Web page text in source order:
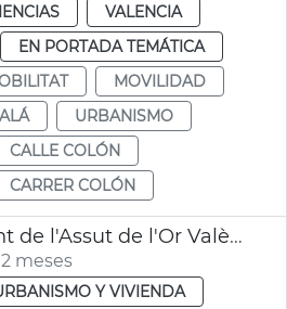
VALENCIA
EN PORTADA TEMÁTICA
MOVILIDAD
URBANISMO
CALLE COLÓN
CARRER COLÓN
Reparación Pont de l'Assut de l'Or València
meses
Y VIVIENDA